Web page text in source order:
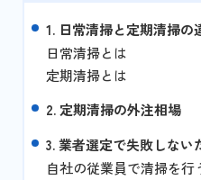
1. 日常清掃と定期清掃の
日常清掃とは
定期清掃とは
2. 定期清掃の外注相場
3. 業者選定で失敗しない
自社の従業員で清掃を行